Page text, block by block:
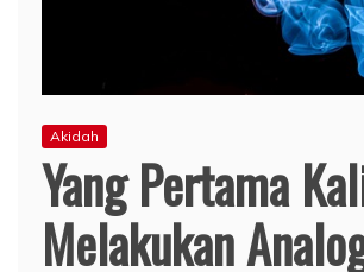
Akidah
Yang Pertama
Melakukan